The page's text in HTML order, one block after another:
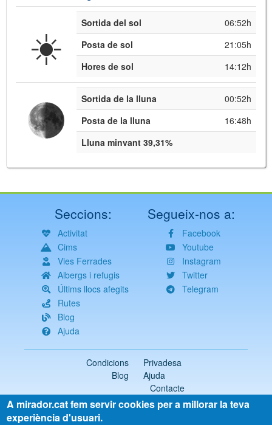
and its contributors (CC BY-SH 4.0)
©Institut Cartogràfic i Geològic de
Catalunya
☀️ Sortida del sol
06:52h
Posta de sol
21:05h
Hores de sol
14:12h
Sortida de la lluna
00:52h
Posta de la lluna
16:48h
Lluna minvant 39,31%
Seccions:
Activitat
Cims
Vies Ferrades
Albergs i refugis
Últims llocs afegits
Rutes
Blog
Ajuda
Segueix-nos a:
Facebook
Youtube
Instagram
Twitter
Telegram
Condicions
Privadesa
Blog
Ajuda
Contacte
2018-2026 ©mirador.cat
Tots els drets reservats
A mirador.cat fem servir cookies per a millorar la teva
experiència d'usuari.